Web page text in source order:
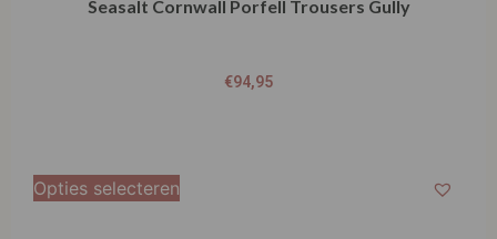
Seasalt Cornwall Porfell Trousers Gully
€94,95
Opties selecteren